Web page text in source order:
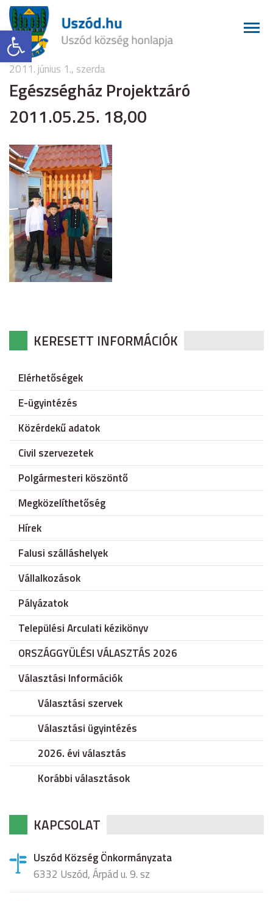
Eszköztár megnyitása
2011. június 1., szerda
Egészségház Projektzáró
2011.05.25. 18,00
KERESETT INFORMÁCIÓK
Elérhetőségek
E-ügyintézés
Közérdekű adatok
Civil szervezetek
Polgármesteri köszöntő
Megközelíthetőség
Hírek
Falusi szálláshelyek
Vállalkozások
Pályázatok
Települési Arculati kézikönyv
ORSZÁGGYÜLÉSI VÁLASZTÁS 2026
Választási Információk
Választási szervek
Választási ügyintézés
2026. évi választás
Korábbi választások
KAPCSOLAT
Uszód Község Önkormányzata
6332 Uszód, Árpád u. 9. sz